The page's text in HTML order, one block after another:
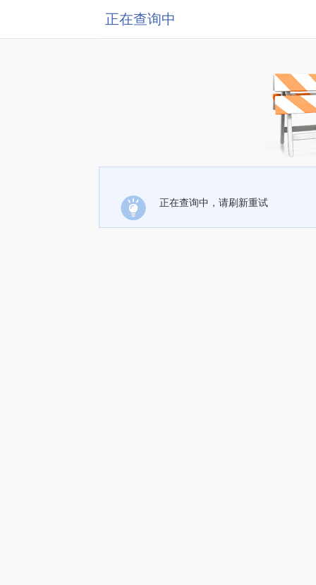
正在查询中
正在查询中，请刷新重试